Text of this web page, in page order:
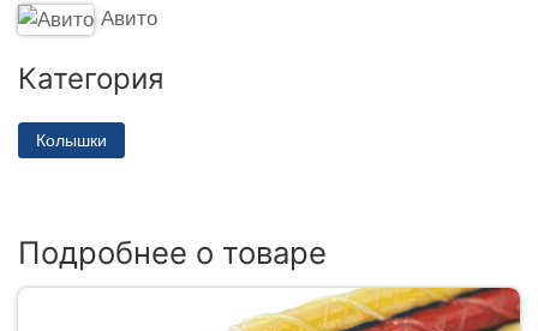
Авито
Категория
Колышки
Подробнее о товаре